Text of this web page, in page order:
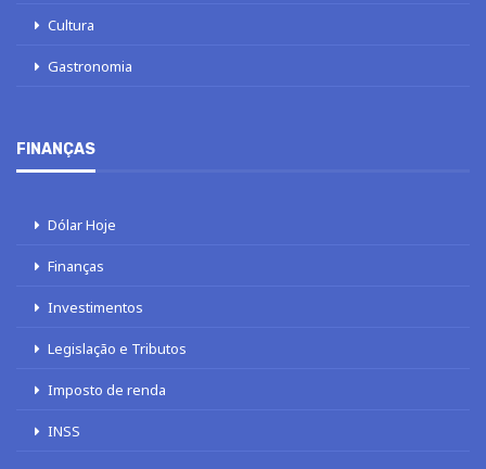
Cultura
Gastronomia
FINANÇAS
Dólar Hoje
Finanças
Investimentos
Legislação e Tributos
Imposto de renda
INSS